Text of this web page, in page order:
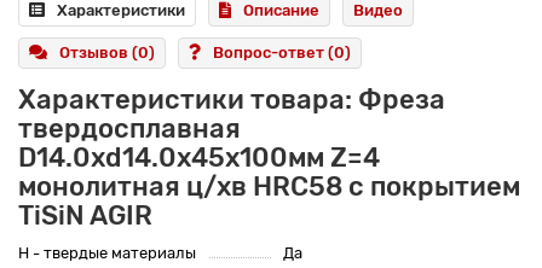
Характеристики Описание Видео
Отзывов (0) Вопрос-ответ (0)
Характеристики товара: Фреза
твердосплавная
D14.0xd14.0x45x100мм Z=4
монолитная ц/хв HRC58 с покрытием
TiSiN AGIR
H - твердые материалы
Да